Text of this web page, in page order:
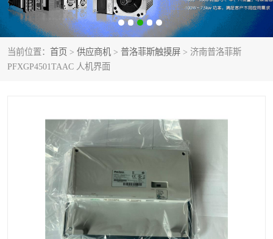
当前位置： 首页 > 供应商机 > 普洛菲斯触摸屏 > 济南普洛菲斯
PFXGP4501TAAC 人机界面
ABB电流开关 魏德米勒电源
丹佛斯变频器 MOXA通讯模块
其他
安士能开关
克罗地亚 普洛菲斯触摸屏
魏德米勒继电器 施迈赛限位开关